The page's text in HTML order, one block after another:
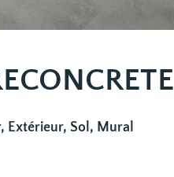
Extérieur, Sol, Mural